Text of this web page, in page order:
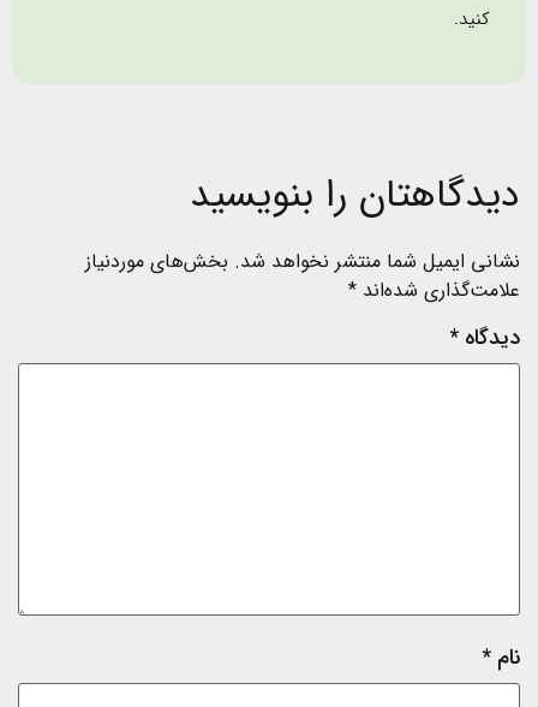
کنید.
دیدگاهتان را بنویسید
نشانی ایمیل شما منتشر نخواهد شد. بخش‌های موردنیاز
علامت‌گذاری شده‌اند *
دیدگاه *
نام *